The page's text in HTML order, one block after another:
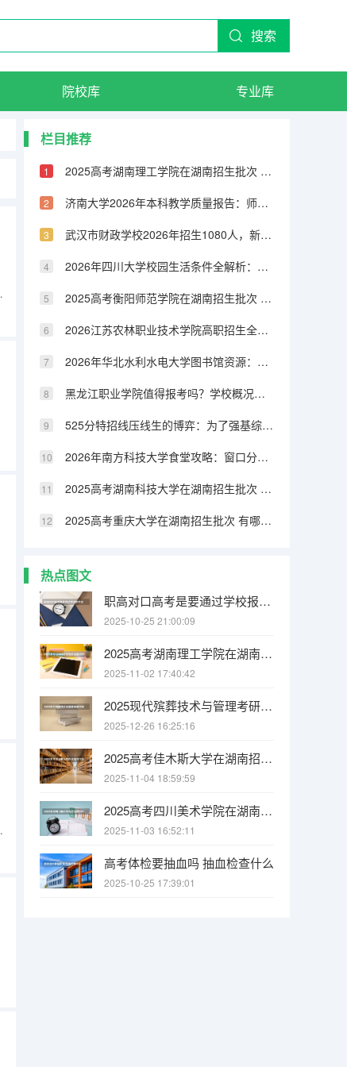
搜索
院校库 专业库
栏目推荐
2025高考湖南理工学院在湖南招生批次 有哪些专业？
济南大学2026年本科教学质量报告：师生比、课程满意度与毕业率
武汉市财政学校2026年招生1080人，新增人工智能技术与应用、无人机3+2专业
2026年四川大学校园生活条件全解析：宿舍、食堂、交通与周边配套
2025高考衡阳师范学院在湖南招生批次 有哪些专业？
2026江苏农林职业技术学院高职招生全知道：分数线、费用、就业方向
2026年华北水利水电大学图书馆资源：馆藏量、开放时间与研究支持
黑龙江职业学院值得报考吗？学校概况、实训设施与录取线分析
525分特招线压线生的博弈：为了强基综评牺牲专业值不值
2026年南方科技大学食堂攻略：窗口分布、特色菜品与营养搭配
2025高考湖南科技大学在湖南招生批次 有哪些专业？
2025高考重庆大学在湖南招生批次 有哪些专业？
热点图文
职高对口高考是要通过学校报名吗
2025-10-25 21:00:09
2025高考湖南理工学院在湖南招生批次 有哪些专业？
2025-11-02 17:40:42
2025现代殡葬技术与管理考研方向有哪些（2026参考）
2025-12-26 16:25:16
2025高考佳木斯大学在湖南招生批次 有哪些专业？
2025-11-04 18:59:59
2025高考四川美术学院在湖南招生批次 有哪些专业？
2025-11-03 16:52:11
高考体检要抽血吗 抽血检查什么
2025-10-25 17:39:01